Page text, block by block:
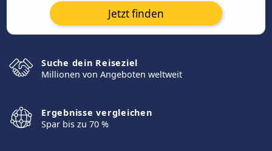
Jetzt finden
Suche dein Reiseziel
Millionen von Angeboten weltweit
Ergebnisse vergleichen
Spar bis zu 70 %